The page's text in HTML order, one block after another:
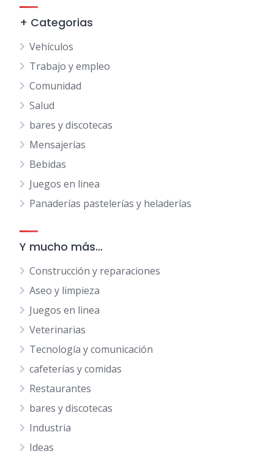
+ Categorias
Vehículos
Trabajo y empleo
Comunidad
Salud
bares y discotecas
Mensajerías
Bebidas
Juegos en linea
Panaderías pastelerías y heladerías
Y mucho más…
Construcción y reparaciones
Aseo y limpieza
Juegos en linea
Veterinarias
Tecnología y comunicación
cafeterías y comidas
Restaurantes
bares y discotecas
Industria
Ideas